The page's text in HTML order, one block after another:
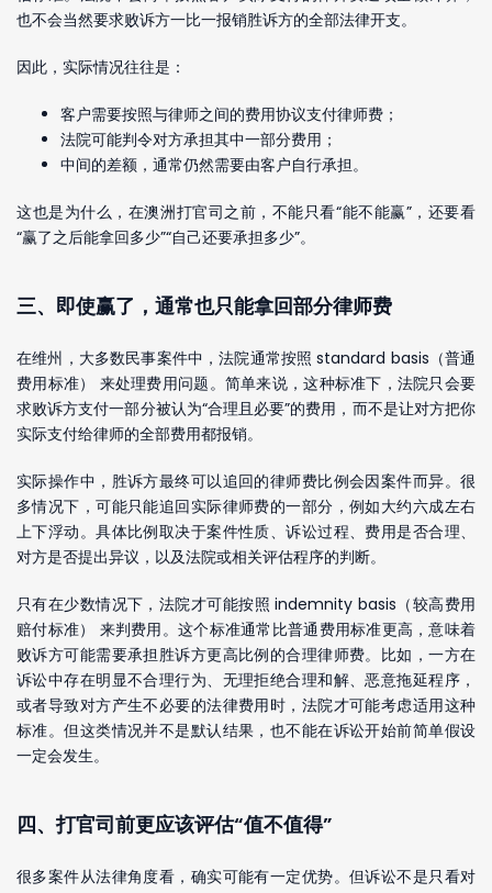
也不会当然要求败诉方一比一报销胜诉方的全部法律开支。
因此，实际情况往往是：
客户需要按照与律师之间的费用协议支付律师费；
法院可能判令对方承担其中一部分费用；
中间的差额，通常仍然需要由客户自行承担。
这也是为什么，在澳洲打官司之前，不能只看“能不能赢”，还要看
“赢了之后能拿回多少”“自己还要承担多少”。
三、即使赢了，通常也只能拿回部分律师费
在维州，大多数民事案件中，法院通常按照 standard basis（普通
费用标准） 来处理费用问题。简单来说，这种标准下，法院只会要
求败诉方支付一部分被认为“合理且必要”的费用，而不是让对方把你
实际支付给律师的全部费用都报销。
实际操作中，胜诉方最终可以追回的律师费比例会因案件而异。很
多情况下，可能只能追回实际律师费的一部分，例如大约六成左右
上下浮动。具体比例取决于案件性质、诉讼过程、费用是否合理、
对方是否提出异议，以及法院或相关评估程序的判断。
只有在少数情况下，法院才可能按照 indemnity basis（较高费用
赔付标准） 来判费用。这个标准通常比普通费用标准更高，意味着
败诉方可能需要承担胜诉方更高比例的合理律师费。比如，一方在
诉讼中存在明显不合理行为、无理拒绝合理和解、恶意拖延程序，
或者导致对方产生不必要的法律费用时，法院才可能考虑适用这种
标准。但这类情况并不是默认结果，也不能在诉讼开始前简单假设
一定会发生。
四、打官司前更应该评估“值不值得”
很多案件从法律角度看，确实可能有一定优势。但诉讼不是只看对